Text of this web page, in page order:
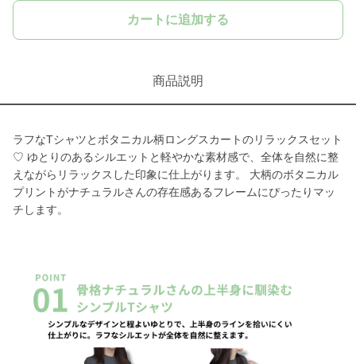
カートに追加する
商品説明
ラフなTシャツとボタニカル柄ロングスカートのリラックスセット
♡ ゆとりのあるシルエットと軽やかな素材感で、全体を自然に整
えながらリラックスした印象に仕上がります。 大柄のボタニカル
プリントがナチュラルさんの存在感あるフレームにぴったりマッ
チします。